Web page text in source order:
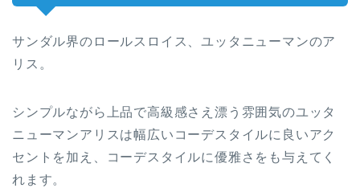
サンダル界のロールスロイス、ユッタニューマンのア
リス。
シンプルながら上品で高級感さえ漂う雰囲気のユッタ
ニューマンアリスは幅広いコーデスタイルに良いアク
セントを加え、コーデスタイルに優雅さをも与えてく
れます。